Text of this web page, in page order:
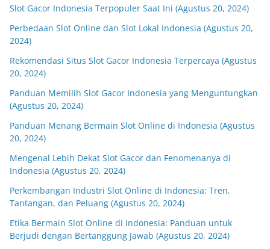
Slot Gacor Indonesia Terpopuler Saat Ini (Agustus 20, 2024)
Perbedaan Slot Online dan Slot Lokal Indonesia (Agustus 20,
2024)
Rekomendasi Situs Slot Gacor Indonesia Terpercaya (Agustus
20, 2024)
Panduan Memilih Slot Gacor Indonesia yang Menguntungkan
(Agustus 20, 2024)
Panduan Menang Bermain Slot Online di Indonesia (Agustus
20, 2024)
Mengenal Lebih Dekat Slot Gacor dan Fenomenanya di
Indonesia (Agustus 20, 2024)
Perkembangan Industri Slot Online di Indonesia: Tren,
Tantangan, dan Peluang (Agustus 20, 2024)
Etika Bermain Slot Online di Indonesia: Panduan untuk
Berjudi dengan Bertanggung Jawab (Agustus 20, 2024)